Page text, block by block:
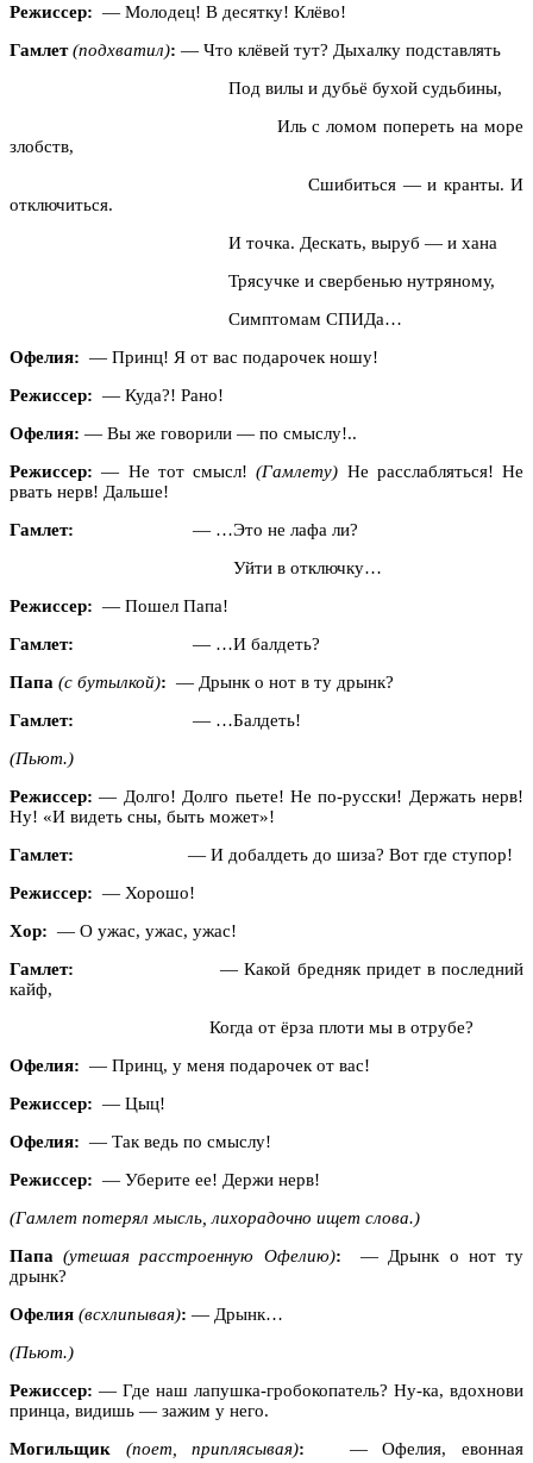
Режиссер: — Молодец! В десятку! Клёво!
Гамлет(подхватил): — Что клёвей тут? Дыхалку подставлять
Под вилы и дубьё бухой судьбины,
Иль с ломом попереть на море
злобств,
Сшибиться — и кранты. И
отключиться.
И точка. Дескать, выруб — и хана
Трясучке и свербенью нутряному,
Симптомам СПИДа…
Офелия: — Принц! Я от вас подарочек ношу!
Режиссер: — Куда?! Рано!
Офелия: — Вы же говорили — по смыслу!..
Режиссер: — Не тот смысл!(Гамлету) Не расслабляться! Не
рвать нерв! Дальше!
Гамлет: — …Это не лафа ли?
Уйти в отключку…
Режиссер: — Пошел Папа!
Гамлет: — …И балдеть?
Папа (с бутылкой): — Дрынк о нот в ту дрынк?
Гамлет: — …Балдеть!
(Пьют.)
Режиссер: — Долго! Долго пьете! Не по-русски! Держать нерв!
Ну! «И видеть сны, быть может»!
Гамлет: — И добалдеть до шиза? Вот где ступор!
Режиссер: — Хорошо!
Хор: — О ужас, ужас, ужас!
Гамлет:— Какой бредняк придет в последний
кайф,
Когда от ёрза плоти мы в отрубе?
Офелия: — Принц, у меня подарочек от вас!
Режиссер: — Цыц!
Офелия: — Так ведь по смыслу!
Режиссер: — Уберите ее! Держи нерв!
(Гамлет потерял мысль, лихорадочно ищет слова.)
Папа(утешая расстроенную Офелию):
— Дрынк о нот ту
дрынк?
Офелия (всхлипывая): — Дрынк…
(Пьют.)
Режиссер: — Где наш лапушка-гробокопатель? Ну-ка, вдохнови
принца, видишь — зажим у него.
Могильщик (поет, приплясывая): — Офелия, евонная